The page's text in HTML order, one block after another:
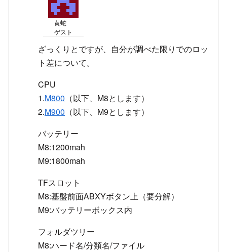
黄蛇
ゲスト
ざっくりとですが、自分が調べた限りでのロッ
ト差について。
CPU
1.M800 （以下、M8とします）
2.M900 （以下、M9とします）
バッテリー
M8:1200mah
M9:1800mah
TFスロット
M8:基盤前面ABXYボタン上（要分解）
M9:バッテリーボックス内
フォルダツリー
M8:ハード名/分類名/ファイル